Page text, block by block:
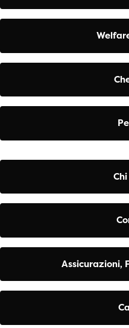
Assicurazioni,